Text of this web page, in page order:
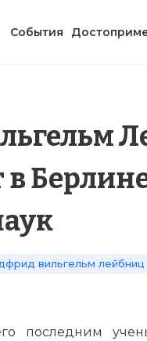
События
в
вильгельм лейбниц
последним